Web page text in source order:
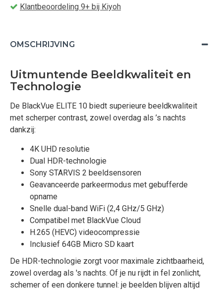
Klantbeoordeling 9+ bij Kiyoh
OMSCHRIJVING
Uitmuntende Beeldkwaliteit en
Technologie
De BlackVue ELITE 10 biedt superieure beeldkwaliteit
met scherper contrast, zowel overdag als ’s nachts
dankzij:
4K UHD resolutie
Dual HDR-technologie
Sony STARVIS 2 beeldsensoren
Geavanceerde parkeermodus met gebufferde
opname
Snelle dual-band WiFi (2,4 GHz/5 GHz)
Compatibel met BlackVue Cloud
H.265 (HEVC) videocompressie
Inclusief 64GB Micro SD kaart
De HDR-technologie zorgt voor maximale zichtbaarheid,
zowel overdag als 's nachts. Of je nu rijdt in fel zonlicht,
schemer of een donkere tunnel: je beelden blijven altijd